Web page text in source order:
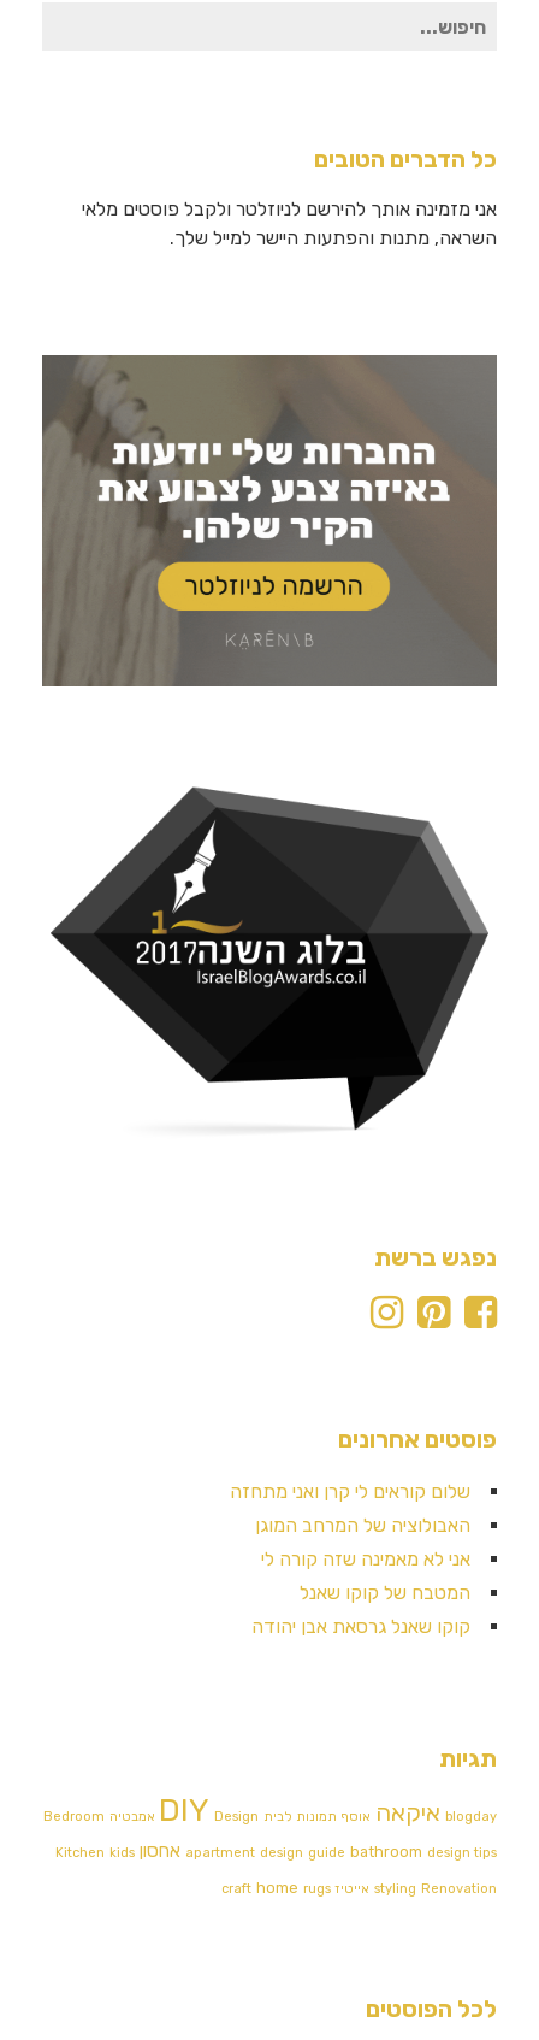
חיפוש
כל הדברים הטובים
אני מזמינה אותך להירשם לניוזלטר ולקבל פוסטים מלאי
השראה, מתנות והפתעות היישר למייל שלך.
נפגש ברשת
פוסטים אחרונים
שלום קוראים לי קרן ואני מתחזה
האבולוציה של המרחב המוגן
אני לא מאמינה שזה קורה לי
המטבח של קוקו שאנל
קוקו שאנל גרסאת אבן יהודה
תגיות
blogday איקאה אוסף תמונות לבית DIY Design אמבטיה Bedroom
apartment design guide bathroom design tips אחסון Kitchen kids
styling Renovation אייטיז craft home rugs
לכל הפוסטים